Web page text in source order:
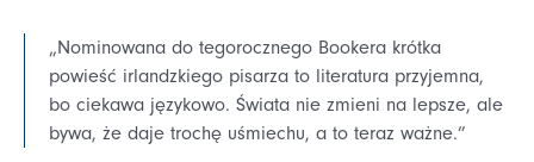
„Nominowana do tegorocznego Bookera krótka
powieść irlandzkiego pisarza to literatura przyjemna,
bo ciekawa językowo. Świata nie zmieni na lepsze, ale
bywa, że daje trochę uśmiechu, a to teraz ważne.”